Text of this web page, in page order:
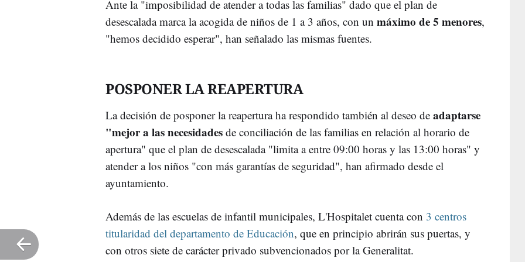
Ante la "imposibilidad de atender a todas las familias" dado que el plan de
desescalada marca la acogida de niños de 1 a 3 años, con un máximo de 5 menores,
"hemos decidido esperar", han señalado las mismas fuentes.
POSPONER LA REAPERTURA
La decisión de posponer la reapertura ha respondido también al deseo de adaptarse
"mejor a las necesidades de conciliación de las familias en relación al horario de
apertura" que el plan de desescalada "limita a entre 09:00 horas y las 13:00 horas" y
atender a los niños "con más garantías de seguridad", han afirmado desde el
ayuntamiento.
Además de las escuelas de infantil municipales, L'Hospitalet cuenta con 3 centros
titularidad del departamento de Educación, que en principio abrirán sus puertas, y
con otros siete de carácter privado subvencionados por la Generalitat.